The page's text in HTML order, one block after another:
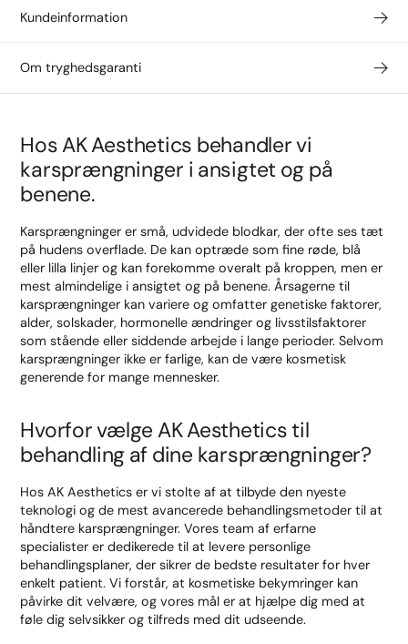
Kundeinformation
Om tryghedsgaranti
Hos AK Aesthetics behandler vi
karsprængninger i ansigtet og på
benene.
Karsprængninger er små, udvidede blodkar, der ofte ses tæt
på hudens overflade. De kan optræde som fine røde, blå
eller lilla linjer og kan forekomme overalt på kroppen, men er
mest almindelige i ansigtet og på benene. Årsagerne til
karsprængninger kan variere og omfatter genetiske faktorer,
alder, solskader, hormonelle ændringer og livsstilsfaktorer
som stående eller siddende arbejde i lange perioder. Selvom
karsprængninger ikke er farlige, kan de være kosmetisk
generende for mange mennesker.
Hvorfor vælge AK Aesthetics til
behandling af dine karsprængninger?
Hos AK Aesthetics er vi stolte af at tilbyde den nyeste
teknologi og de mest avancerede behandlingsmetoder til at
håndtere karsprængninger. Vores team af erfarne
specialister er dedikerede til at levere personlige
behandlingsplaner, der sikrer de bedste resultater for hver
enkelt patient. Vi forstår, at kosmetiske bekymringer kan
påvirke dit velvære, og vores mål er at hjælpe dig med at
føle dig selvsikker og tilfreds med dit udseende.